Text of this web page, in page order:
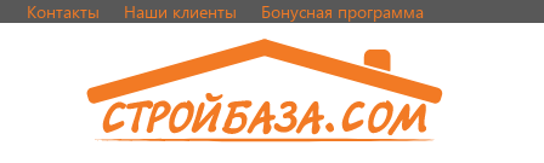
Контакты Наши клиенты Бонусная программа